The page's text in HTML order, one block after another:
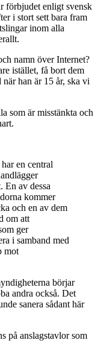
förbjudet enligt svensk
i stort sett bara fram
inom alla
namn över Internet?
istället, få bort dem
han är 15 år, ska vi
som är misstänkta och
en central
En av dessa
kommer
och en av dem
om att
ger
i samband med
mot
börjar
andra också. Det
sanera sådant här
på anslagstavlor som